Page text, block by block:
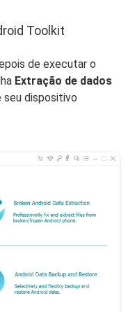
Toolkit
de executar o
Extração de dados
seu dispositivo